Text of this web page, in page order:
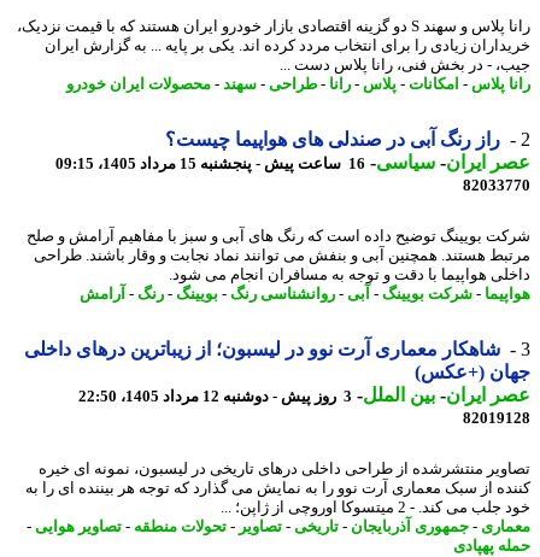
رانا پلاس و سهند S دو گزینه اقتصادی بازار خودرو ایران هستند که با قیمت نزدیک،
زیادی را برای انتخاب مردد کرده اند. یکی بر پایه ... به گزارش ایران
- در بخش فنی، رانا پلاس دست ...
پلاس-امکانات-پلاس-رانا- طراحی -سهند-محصولات ایران خودرو
راز رنگ آبی در صندلی های هواپیما چیست؟
ایران- سیاسی-16 ساعت پیش - پنجشنبه 15 مرداد 1405، 09:15
بویینگ توضیح داده است که رنگ های آبی و سبز با مفاهیم آرامش و صلح
هستند. همچنین آبی و بنفش می توانند نماد نجابت و وقار باشند. طراحی
هواپیما با دقت و توجه به مسافران انجام می شود.
-شرکت بویینگ-آبی- روانشناسی رنگ -بویینگ-رنگ -آرامش
شاهکار معماری آرت نوو در لیسبون؛ از زیباترین درهای داخلی
(+عکس)
ایران- بین الملل-3 روز پیش - دوشنبه 12 مرداد 1405، 22:50
منتشرشده از طراحی داخلی درهای تاریخی در لیسبون، نمونه ای خیره
از سبک معماری آرت نوو را به نمایش می گذارد که توجه هر بیننده ای را به
کند. - 2 میتسوکا اوروچی از ژاپن؛ ...
- جمهوری آذربایجان-تاریخی -تصاویر-تحولات منطقه-تصاویر هوایی-
پهپادی